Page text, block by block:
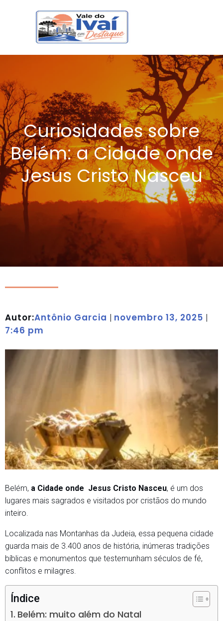
Curiosidades sobre
Belém: a Cidade onde
Jesus Cristo Nasceu
Autor:Antônio Garcia | novembro 13, 2025 |
7:46 pm
Belém, a Cidade onde Jesus Cristo Nasceu, é um dos
lugares mais sagrados e visitados por cristãos do mundo
inteiro.
Localizada nas Montanhas da Judeia, essa pequena cidade
guarda mais de 3.400 anos de história, inúmeras tradições
bíblicas e monumentos que testemunham séculos de fé,
conflitos e milagres.
Índice
Belém: muito além do Natal